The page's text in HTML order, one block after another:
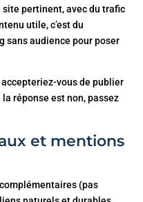
pertinent, avec du trafic
utile, c’est du
sans audience pour poser
vous de publier
réponse est non, passez
et mentions
(pas